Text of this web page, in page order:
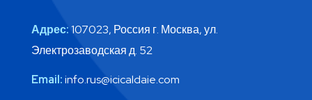
Адрес:107023, Россия г. Москва, ул.
Электрозаводская д. 52
Email:info.rus@icicaldaie.com